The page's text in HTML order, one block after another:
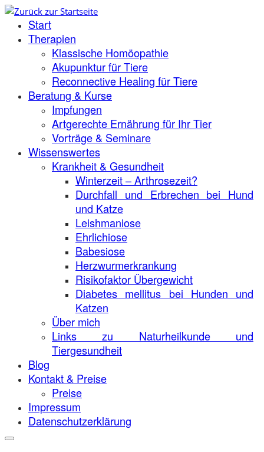
Zum
Inhalt
springen
Start
Therapien
Klassische Homöopathie
Akupunktur für Tiere
Reconnective Healing für Tiere
Beratung & Kurse
Impfungen
Artgerechte Ernährung für Ihr Tier
Vorträge & Seminare
Wissenswertes
Krankheit & Gesundheit
Winterzeit – Arthrosezeit?
Durchfall und Erbrechen bei Hund
und Katze
Leishmaniose
Ehrlichiose
Babesiose
Herzwurmerkrankung
Risikofaktor Übergewicht
Diabetes mellitus bei Hunden und
Katzen
Über mich
Links zu Naturheilkunde und
Tiergesundheit
Blog
Kontakt & Preise
Preise
Impressum
Datenschutzerklärung